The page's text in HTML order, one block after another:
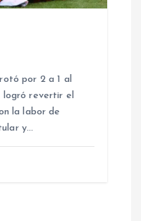
por 2 a 1 al
logró revertir el
la labor de
y…